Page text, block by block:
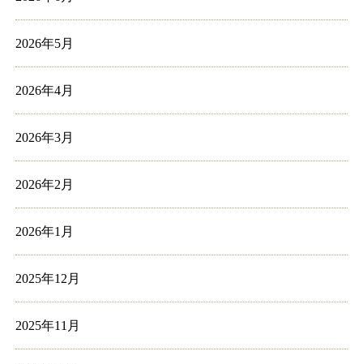
2026年5月
2026年4月
2026年3月
2026年2月
2026年1月
2025年12月
2025年11月